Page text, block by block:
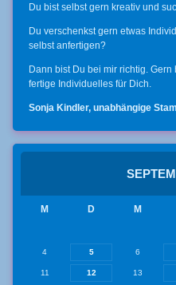
Du bist selbst gern kreativ und
Du verschenkst gern etwas
selbst anfertigen?
Dann bist Du bei mir richtig.
fertige Individuelles für Dich.
Sonja Kindler, unabhängige
M D M
4 5 6
11 12 13